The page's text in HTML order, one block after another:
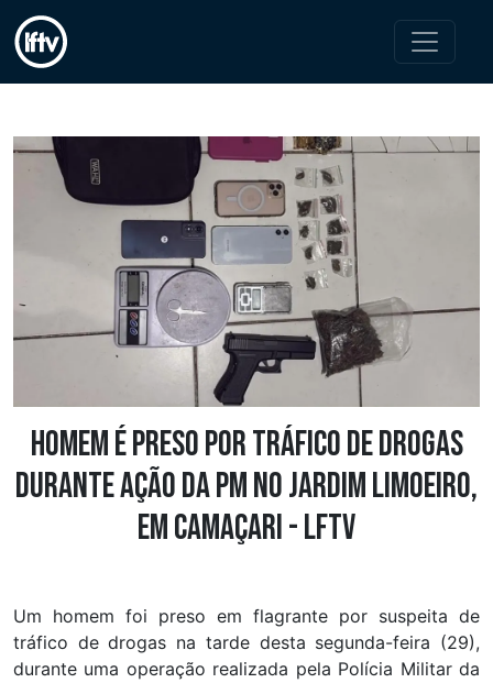
Homem é preso por tráfico de drogas
durante ação da PM no Jardim Limoeiro,
em Camaçari - LFTV
Um homem foi preso em flagrante por suspeita de
tráfico de drogas na tarde desta segunda-feira (29),
durante uma operação realizada pela Polícia Militar da